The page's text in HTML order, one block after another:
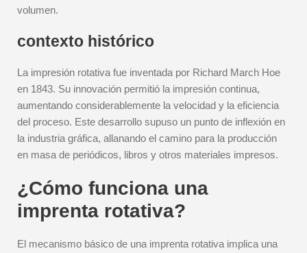
volumen.
contexto histórico
La impresión rotativa fue inventada por Richard March Hoe
en 1843. Su innovación permitió la impresión continua,
aumentando considerablemente la velocidad y la eficiencia
del proceso. Este desarrollo supuso un punto de inflexión en
la industria gráfica, allanando el camino para la producción
en masa de periódicos, libros y otros materiales impresos.
¿Cómo funciona una
imprenta rotativa?
El mecanismo básico de una imprenta rotativa implica una